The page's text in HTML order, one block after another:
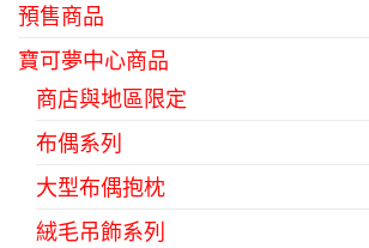
預售商品
寶可夢中心商品
商店與地區限定
布偶系列
大型布偶抱枕
絨毛吊飾系列